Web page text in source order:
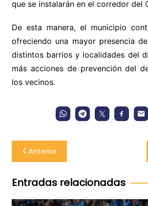
que se instalarán en el corredor del
De esta manera, el municipio
ofreciendo una mayor presencia
distintos barrios y localidades del
más acciones de prevención del
los vecinos.
Navegación
de
entradas
Anterior
Entradas relacionadas